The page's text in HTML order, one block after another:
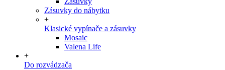
Zásuvky do nábytku
+
Klasické vypínače a zásuvky
Mosaic
Valena Life
+
Do rozvádzača